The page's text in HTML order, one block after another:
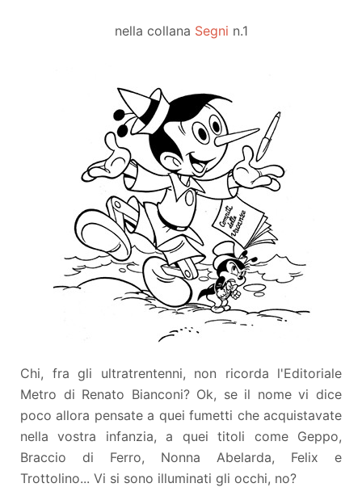
nella collana Segni n.1
Chi, fra gli ultratrentenni, non ricorda l'Editoriale
Metro di Renato Bianconi? Ok, se il nome vi dice
poco allora pensate a quei fumetti che acquistavate
nella vostra infanzia, a quei titoli come Geppo,
Braccio di Ferro, Nonna Abelarda, Felix e
Trottolino... Vi si sono illuminati gli occhi, no?